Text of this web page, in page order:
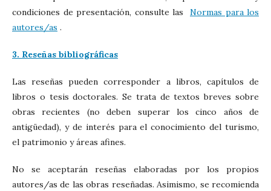
condiciones de presentación, consulte las Normas para los
autores/as .
3. Reseñas bibliográficas
Las reseñas pueden corresponder a libros, capítulos de
libros o tesis doctorales. Se trata de textos breves sobre
obras recientes (no deben superar los cinco años de
antigüedad), y de interés para el conocimiento del turismo,
el patrimonio y áreas afines.
No se aceptarán reseñas elaboradas por los propios
autores/as de las obras reseñadas. Asimismo, se recomienda